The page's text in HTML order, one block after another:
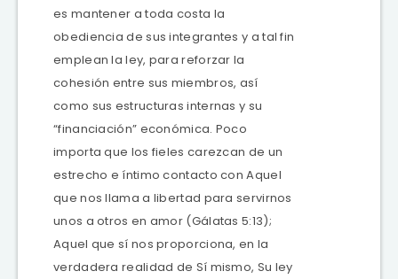
es mantener a toda costa la
obediencia de sus integrantes y a tal fin
emplean la ley, para reforzar la
cohesión entre sus miembros, así
como sus estructuras internas y su
“financiación” económica. Poco
importa que los fieles carezcan de un
estrecho e íntimo contacto con Aquel
que nos llama a libertad para servirnos
unos a otros en amor (Gálatas 5:13);
Aquel que sí nos proporciona, en la
verdadera realidad de Sí mismo, Su ley